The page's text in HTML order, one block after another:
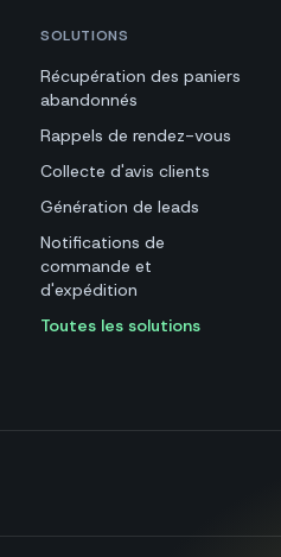
SOLUTIONS
Récupération des paniers
abandonnés
Rappels de rendez-vous
Collecte d'avis clients
Génération de leads
Notifications de
commande et
d'expédition
Toutes les solutions